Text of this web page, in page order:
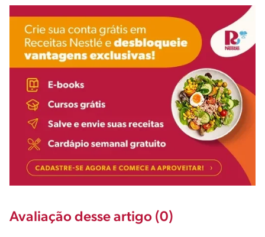
Avaliação desse artigo (0)